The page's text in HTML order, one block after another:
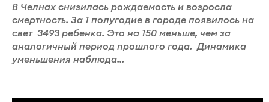
В Челнах снизилась рождаемость и возросла
смертность. За 1 полугодие в городе появилось на
свет 3493 ребенка. Это на 150 меньше, чем за
аналогичный период прошлого года. Динамика
уменьшения наблюда...